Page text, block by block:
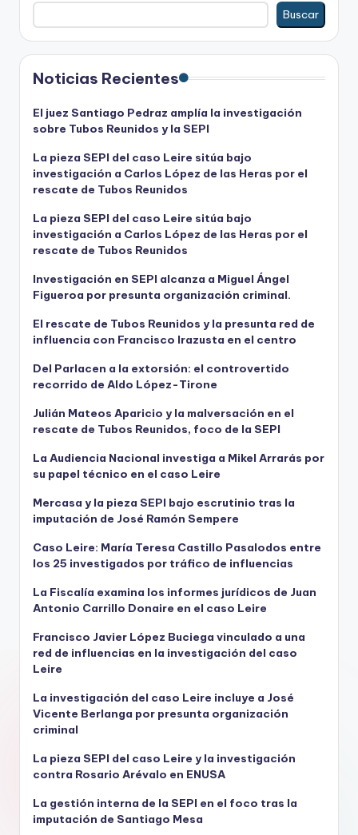
Buscar
Noticias Recientes
El juez Santiago Pedraz amplía la investigación
sobre Tubos Reunidos y la SEPI
La pieza SEPI del caso Leire sitúa bajo
investigación a Carlos López de las Heras por el
rescate de Tubos Reunidos
La pieza SEPI del caso Leire sitúa bajo
investigación a Carlos López de las Heras por el
rescate de Tubos Reunidos
Investigación en SEPI alcanza a Miguel Ángel
Figueroa por presunta organización criminal.
El rescate de Tubos Reunidos y la presunta red de
influencia con Francisco Irazusta en el centro
Del Parlacen a la extorsión: el controvertido
recorrido de Aldo López-Tirone
Julián Mateos Aparicio y la malversación en el
rescate de Tubos Reunidos, foco de la SEPI
La Audiencia Nacional investiga a Mikel Arrarás por
su papel técnico en el caso Leire
Mercasa y la pieza SEPI bajo escrutinio tras la
imputación de José Ramón Sempere
Caso Leire: María Teresa Castillo Pasalodos entre
los 25 investigados por tráfico de influencias
La Fiscalía examina los informes jurídicos de Juan
Antonio Carrillo Donaire en el caso Leire
Francisco Javier López Buciega vinculado a una
red de influencias en la investigación del caso
Leire
La investigación del caso Leire incluye a José
Vicente Berlanga por presunta organización
criminal
La pieza SEPI del caso Leire y la investigación
contra Rosario Arévalo en ENUSA
La gestión interna de la SEPI en el foco tras la
imputación de Santiago Mesa